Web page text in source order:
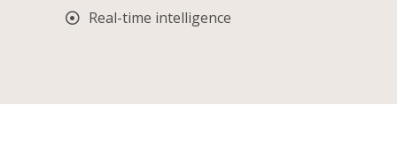
Real-time intelligence